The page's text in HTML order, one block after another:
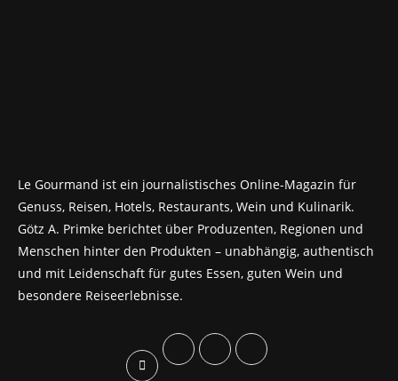
Le Gourmand ist ein journalistisches Online-Magazin für
Genuss, Reisen, Hotels, Restaurants, Wein und Kulinarik.
Götz A. Primke berichtet über Produzenten, Regionen und
Menschen hinter den Produkten – unabhängig, authentisch
und mit Leidenschaft für gutes Essen, guten Wein und
besondere Reiseerlebnisse.